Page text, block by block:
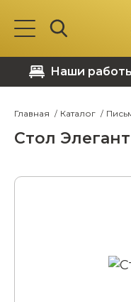
Наши
Главная Каталог
Стол Элегант